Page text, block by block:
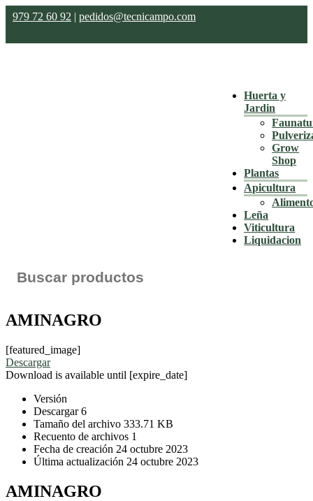
979 72 60 92 | pedidos@tecnicampo.com
Huerta y
Jardin
Grow
Shop
Plantas
Apicultura
Leña
Viticultura
Liquidacion
AMINAGRO
[featured_image]
Descargar
Download is available until [expire_date]
Versión
Descargar6
Tamaño del archivo 333.71 KB
Recuento de archivos 1
Fecha de creación 24 octubre 2023
Última actualización 24 octubre 2023
AMINAGRO